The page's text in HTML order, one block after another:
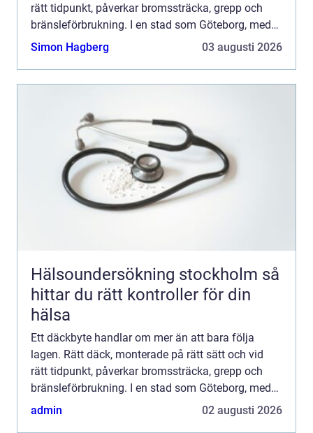
rätt tidpunkt, påverkar bromssträcka, grepp och
bränsleförbrukning. I en stad som Göteborg, med
kustklimat, snabba väderomslag och stundtals
Simon Hagberg 03 augusti 2026
Hälsoundersökning stockholm så
hittar du rätt kontroller för din
hälsa
Ett däckbyte handlar om mer än att bara följa
lagen. Rätt däck, monterade på rätt sätt och vid
rätt tidpunkt, påverkar bromssträcka, grepp och
bränsleförbrukning. I en stad som Göteborg, med
kustklimat, snabba väderomslag och stundtals
admin 02 augusti 2026